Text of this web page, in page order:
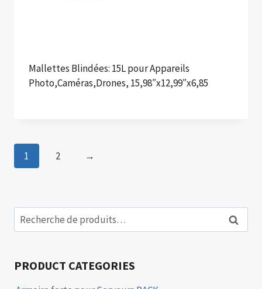
Mallettes Blindées: 15L pour Appareils
Photo,Caméras,Drones, 15,98″x12,99″x6,85
1 2 →
Recherche
pour :
PRODUCT CATEGORIES